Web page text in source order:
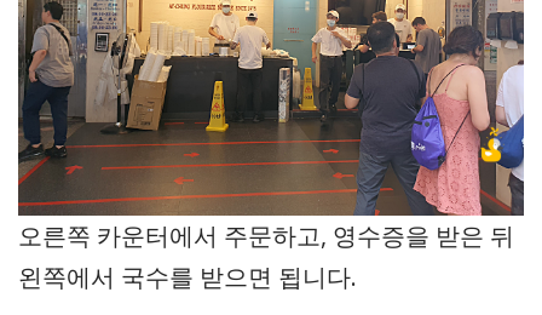
오른쪽 카운터에서 주문하고, 영수증을 받은 뒤
왼쪽에서 국수를 받으면 됩니다.